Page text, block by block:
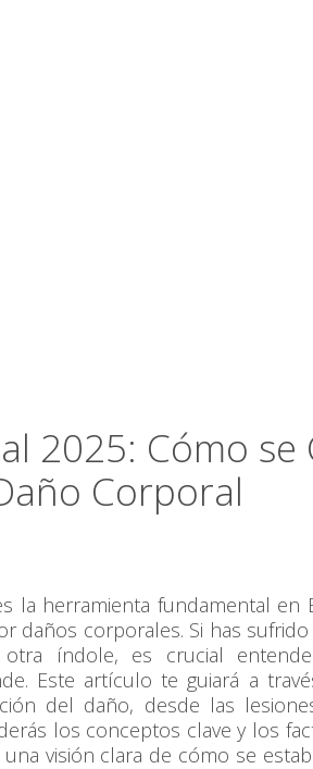
2025: Cómo se
Corporal
la herramienta fundamental en
daños corporales. Si has
índole, es crucial
Este artículo te guiará a
del daño, desde las
los conceptos clave y los
visión clara de cómo se